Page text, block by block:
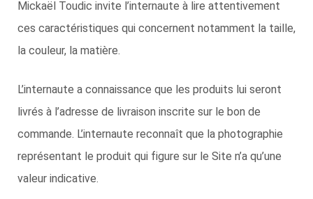
Mickaël Toudic invite l’internaute à lire attentivement
ces caractéristiques qui concernent notamment la taille,
la couleur, la matière.
L’internaute a connaissance que les produits lui seront
livrés à l’adresse de livraison inscrite sur le bon de
commande. L’internaute reconnaît que la photographie
représentant le produit qui figure sur le Site n’a qu’une
valeur indicative.